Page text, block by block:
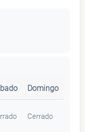
Domingo
Cerrado